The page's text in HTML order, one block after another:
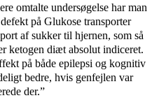
omtalte undersøgelse har man
på Glukose transporter
af sukker til hjernen, som så
ketogen diæt absolut indiceret.
på både epilepsi og kognitiv
bedre, hvis genfejlen var
der.”